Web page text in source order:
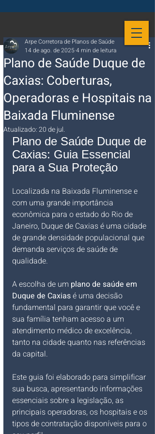
Plano de Saúde Duque de
Caxias: Coberturas,
Operadoras e Hospitais na
Baixada Fluminense
Arpe Corretora de Planos de Saúde
14 de ago. de 2025 4 min de leitura
Atualizado:20 de jul.
Plano de Saúde Duque de
Caxias: Guia Essencial
para a Sua Proteção
Localizada na Baixada Fluminense e
com uma grande importância
econômica para o estado do Rio de
Janeiro, Duque de Caxias é uma cidade
de grande densidade populacional que
demanda serviços de saúde de
qualidade.
A escolha de um plano de saúde em
Duque de Caxias é uma decisão
fundamental para garantir que você e
sua família tenham acesso a um
atendimento médico de excelência,
tanto na cidade quanto nas referências
da capital.
Este guia foi elaborado para simplificar
sua busca, apresentando informações
essenciais sobre a legislação, as
principais operadoras, os hospitais e os
tipos de contratação disponíveis para o